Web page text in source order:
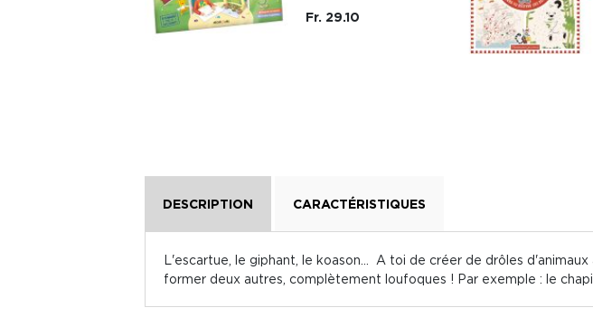
Fr. 29.10
DESCRIPTION CARACTÉRISTIQUES
L'escartue, le giphant, le koason... A toi de créer de drôles
former deux autres, complètement loufoques ! Par exemple : le